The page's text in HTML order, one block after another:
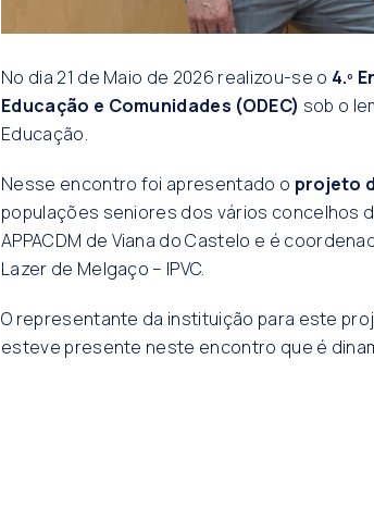
No dia 21 de Maio de 2026 realizou-se o 4.º
Educação e Comunidades (ODEC) sob o
Educação.
Nesse encontro foi apresentado o projeto
populações seniores dos vários concelhos
APPACDM de Viana do Castelo e é
Lazer de Melgaço – IPVC.
O representante da instituição para este
esteve presente neste encontro que é